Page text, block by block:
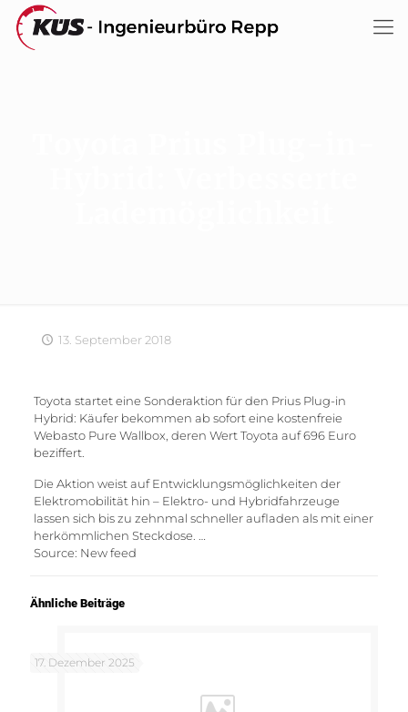
13. September 2018
Toyota startet eine Sonderaktion für den Prius Plug-in
Hybrid: Käufer bekommen ab sofort eine kostenfreie
Webasto Pure Wallbox, deren Wert Toyota auf 696 Euro
beziffert.
Die Aktion weist auf Entwicklungsmöglichkeiten der
Elektromobilität hin – Elektro- und Hybridfahrzeuge
lassen sich bis zu zehnmal schneller aufladen als mit einer
herkömmlichen Steckdose. …
Source: New feed
Ähnliche Beiträge
17. Dezember 2025